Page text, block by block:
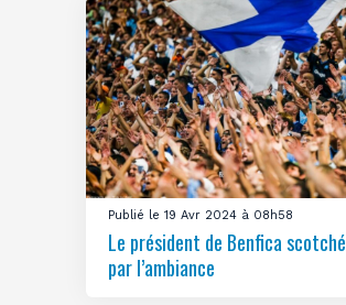
Publié le 19 Avr 2024 à 08h58
Le président de Benfica scotché
par l’ambiance